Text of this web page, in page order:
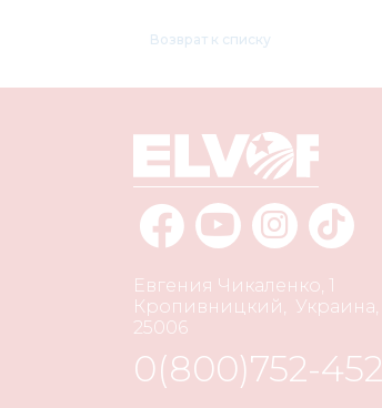
Возврат к списку
Евгения Чикаленко, 1
Кропивницкий
Украина
25006
0(800)752-452